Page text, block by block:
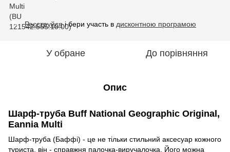
% Реєструйсяі бери участь в дисконтною програмою
У обране До порівняння
Опис
Шарф-труба Buff National Geographic Original,
Eannia Multi
Шарф-труба (Баффі) - це не тільки стильний аксесуар кожного
туриста, він - справжня палочка-виручалочка. Його можна